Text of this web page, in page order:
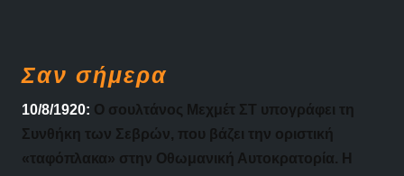
Σαν σήμερα
10/8/1920: Ο σουλτάνος Μεχμέτ ΣΤ υπογράφει τη
Συνθήκη των Σεβρών, που βάζει την οριστική
«ταφόπλακα» στην Οθωμανική Αυτοκρατορία. Η